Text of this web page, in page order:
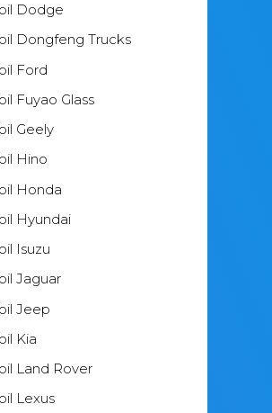
Dodge
Dongfeng Trucks
Ford
Fuyao Glass
Geely
Hino
Honda
Hyundai
Isuzu
Jaguar
Jeep
Kia
Land Rover
Lexus